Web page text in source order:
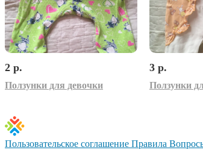
2 р.
Ползунки для девочки
3 р.
Ползунки
Пользовательское соглашение Правила